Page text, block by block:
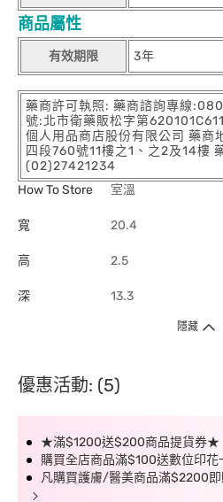
商品屬性
有效期限 3年
藥商許可執照: 藥商諮詢專線
號:北市衛藥販松字第
個人用品商店股份有限公司 藥商
四段760號11樓之1、之2及14樓
(02)27421234
How To Store
室溫
寬 20.4
高 2.5
深 13.3
隱藏
優惠活動: (5)
★滿$1200送$200商品提貨券★
購買全店商品滿$100送數位印花
凡購買護膚/醫美商品滿$2200